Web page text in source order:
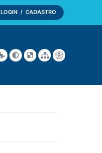
LOGIN / CADASTRO